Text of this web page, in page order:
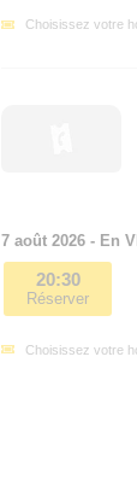
Choisissez votre
7 août 2026 - En
20:30
Réserver
Choisissez votre